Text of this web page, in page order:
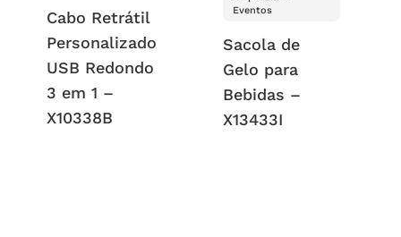
Cabo Retrátil
Personalizado
USB Redondo
3 em 1 –
X10338B
Eventos
Sacola de
Gelo para
Bebidas –
X13433I